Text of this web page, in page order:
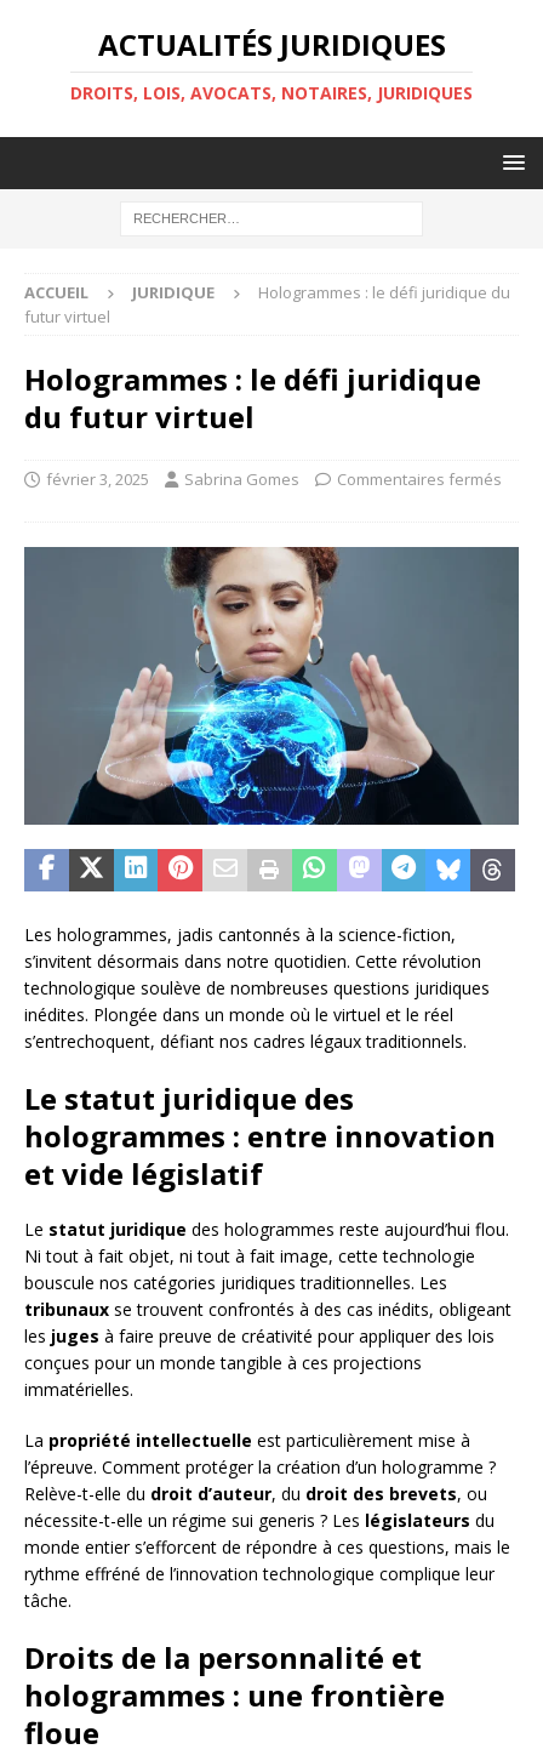
ACTUALITÉS JURIDIQUES
DROITS, LOIS, AVOCATS, NOTAIRES, JURIDIQUES
ACCUEIL JURIDIQUE
Hologrammes : le défi juridique du
futur virtuel
Hologrammes : le défi juridique
du futur virtuel
février 3, 2025 Sabrina Gomes Commentaires fermés
Les hologrammes, jadis cantonnés à la science-fiction,
s’invitent désormais dans notre quotidien. Cette révolution
technologique soulève de nombreuses questions juridiques
inédites. Plongée dans un monde où le virtuel et le réel
s’entrechoquent, défiant nos cadres légaux traditionnels.
Le statut juridique des
hologrammes : entre innovation
et vide législatif
Le statut juridique des hologrammes reste aujourd’hui flou.
Ni tout à fait objet, ni tout à fait image, cette technologie
bouscule nos catégories juridiques traditionnelles. Les
tribunaux se trouvent confrontés à des cas inédits, obligeant
les juges à faire preuve de créativité pour appliquer des lois
conçues pour un monde tangible à ces projections
immatérielles.
La propriété intellectuelle est particulièrement mise à
l’épreuve. Comment protéger la création d’un hologramme ?
Relève-t-elle du droit d’auteur, du droit des brevets, ou
nécessite-t-elle un régime sui generis ? Les législateurs du
monde entier s’efforcent de répondre à ces questions, mais le
rythme effréné de l’innovation technologique complique leur
tâche.
Droits de la personnalité et
hologrammes : une frontière
floue